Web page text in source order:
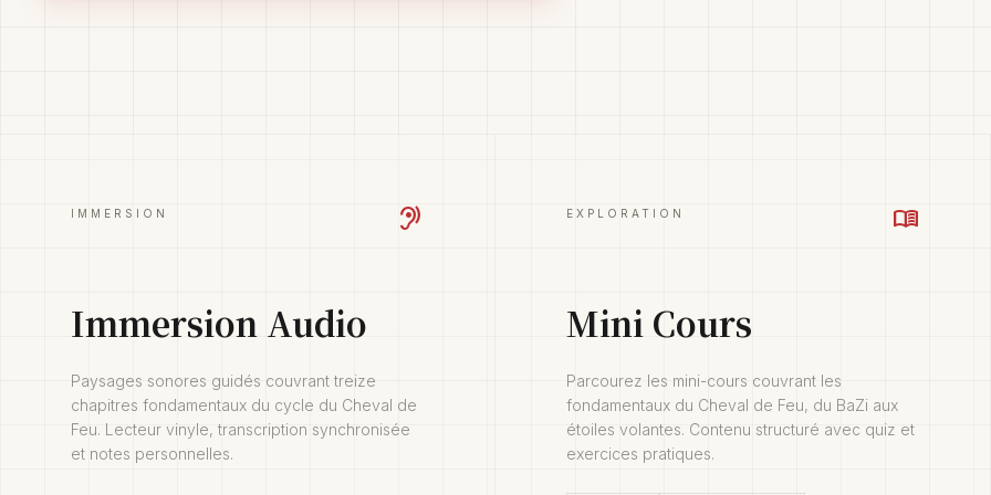
IMMERSION hearing
Immersion Audio
Paysages sonores guidés couvrant treize
chapitres fondamentaux du cycle du Cheval de
Feu. Lecteur vinyle, transcription synchronisée
et notes personnelles.
EXPLORATION menu_book
Mini Cours
Parcourez les mini-cours couvrant les
fondamentaux du Cheval de Feu, du BaZi aux
étoiles volantes. Contenu structuré avec quiz et
exercices pratiques.